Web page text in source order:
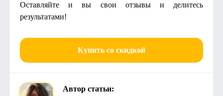
Оставляйте и вы свои отзывы и делитесь
результатами!
Купить со скидкой
Автор статьи: